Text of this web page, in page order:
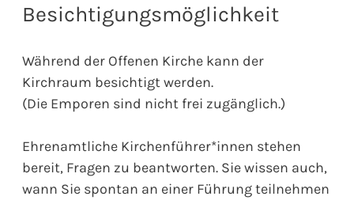
Besichtigungsmöglichkeit
Während der Offenen Kirche kann der
Kirchraum besichtigt werden.
(Die Emporen sind nicht frei zugänglich.)
Ehrenamtliche Kirchenführer*innen stehen
bereit, Fragen zu beantworten. Sie wissen auch,
wann Sie spontan an einer Führung teilnehmen